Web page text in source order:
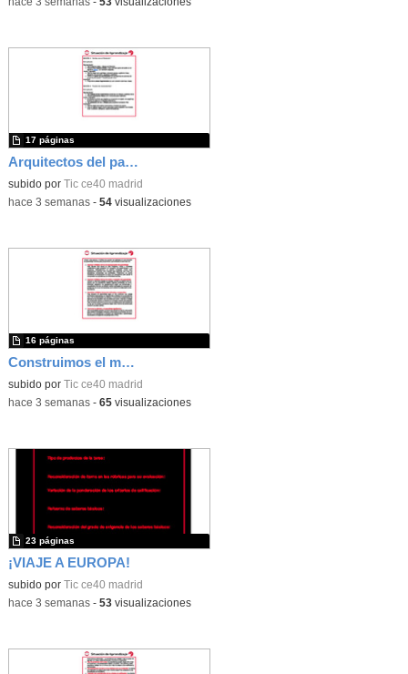
Arquitectos del pasado
subido por Tic ce40 madrid
17 páginas
-hace 3 semanas- 54visualizaciones
Construimos el mundo con LEGO
subido por Tic ce40 madrid
16 páginas
-hace 3 semanas- 65visualizaciones
¡VIAJE A EUROPA!
subido por Tic ce40 madrid
23 páginas
-hace 3 semanas- 53visualizaciones